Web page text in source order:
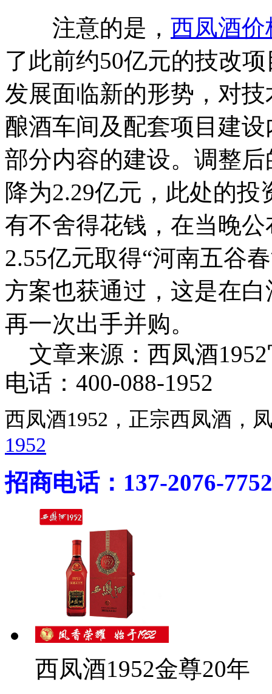
注意的是， 西凤酒价
了此前约50亿元的技改
发展面临新的形势，对
酿酒车间及配套项目建
部分内容的建设。调整
降为2.29亿元，此处的
有不舍得花钱，在当晚
2.55亿元取得“河南五谷
方案也获通过，这是在
再一次出手并购。
文章来源：西凤酒
电话：400-088-1952
西凤酒1952，正宗西凤酒
1952
招商电话：137-2076-7752
西凤酒1952金尊20年